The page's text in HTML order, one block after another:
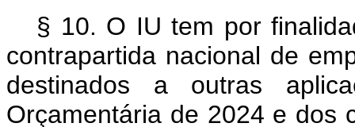
§ 10. O IU tem por
contrapartida nacional de
destinados a outras
Orçamentária de 2024 e dos